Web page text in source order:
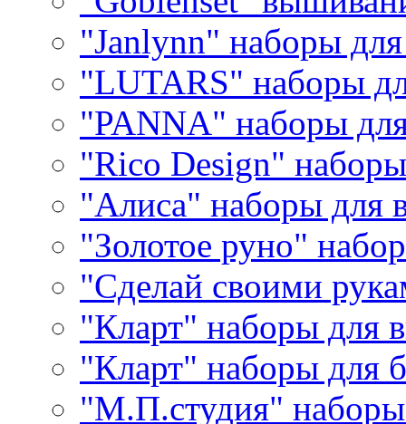
"Janlynn" наборы
"LUTARS" наборы
"PANNA" наборы
"Rico Design"
"Алиса" наборы для
"Золотое руно"
"Сделай своими
"Кларт" наборы для
"Кларт" наборы для
"М.П.студия"